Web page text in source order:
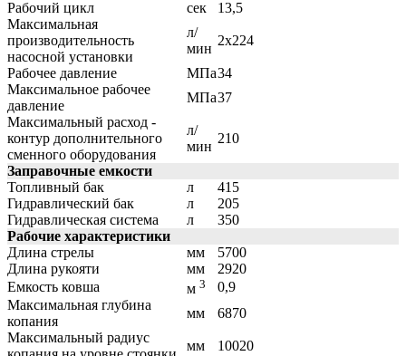
Рабочий цикл сек
13,5
Максимальная
производительность
насосной установки
л/
мин
2х224
Рабочее давление МПа34
Максимальное рабочее
давление
МПа37
Максимальный расход -
контур дополнительного
сменного оборудования
л/
мин
210
Заправочные емкости
Топливный бак
л
415
Гидравлический бак
л
205
Гидравлическая система
л
350
Рабочие характеристики
Длина стрелы
мм
5700
Длина рукояти
мм
2920
Емкость ковша
м 3
0,9
Максимальная глубина
копания
мм
6870
Максимальный радиус
мм
10020